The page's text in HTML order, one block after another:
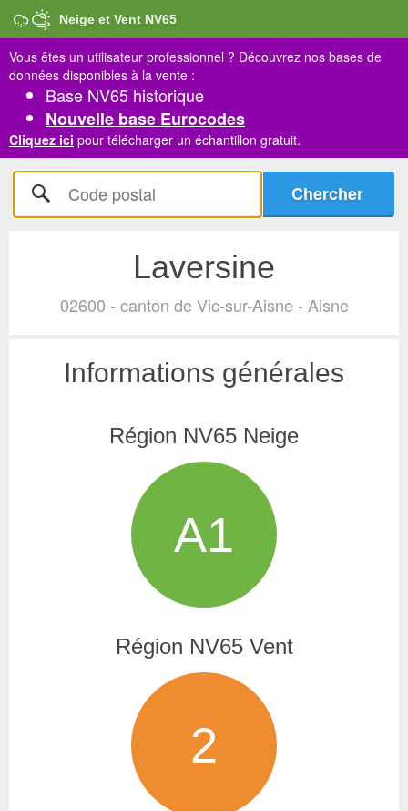
Neige et Vent NV65
Vous êtes un utilisateur professionnel ? Découvrez nos bases de
données disponibles à la vente :
Base NV65 historique
Nouvelle base Eurocodes
Cliquez ici pour télécharger un échantillon gratuit.
Laversine
02600 - canton de Vic-sur-Aisne - Aisne
Informations générales
Région NV65 Neige
A1
Région NV65 Vent
2